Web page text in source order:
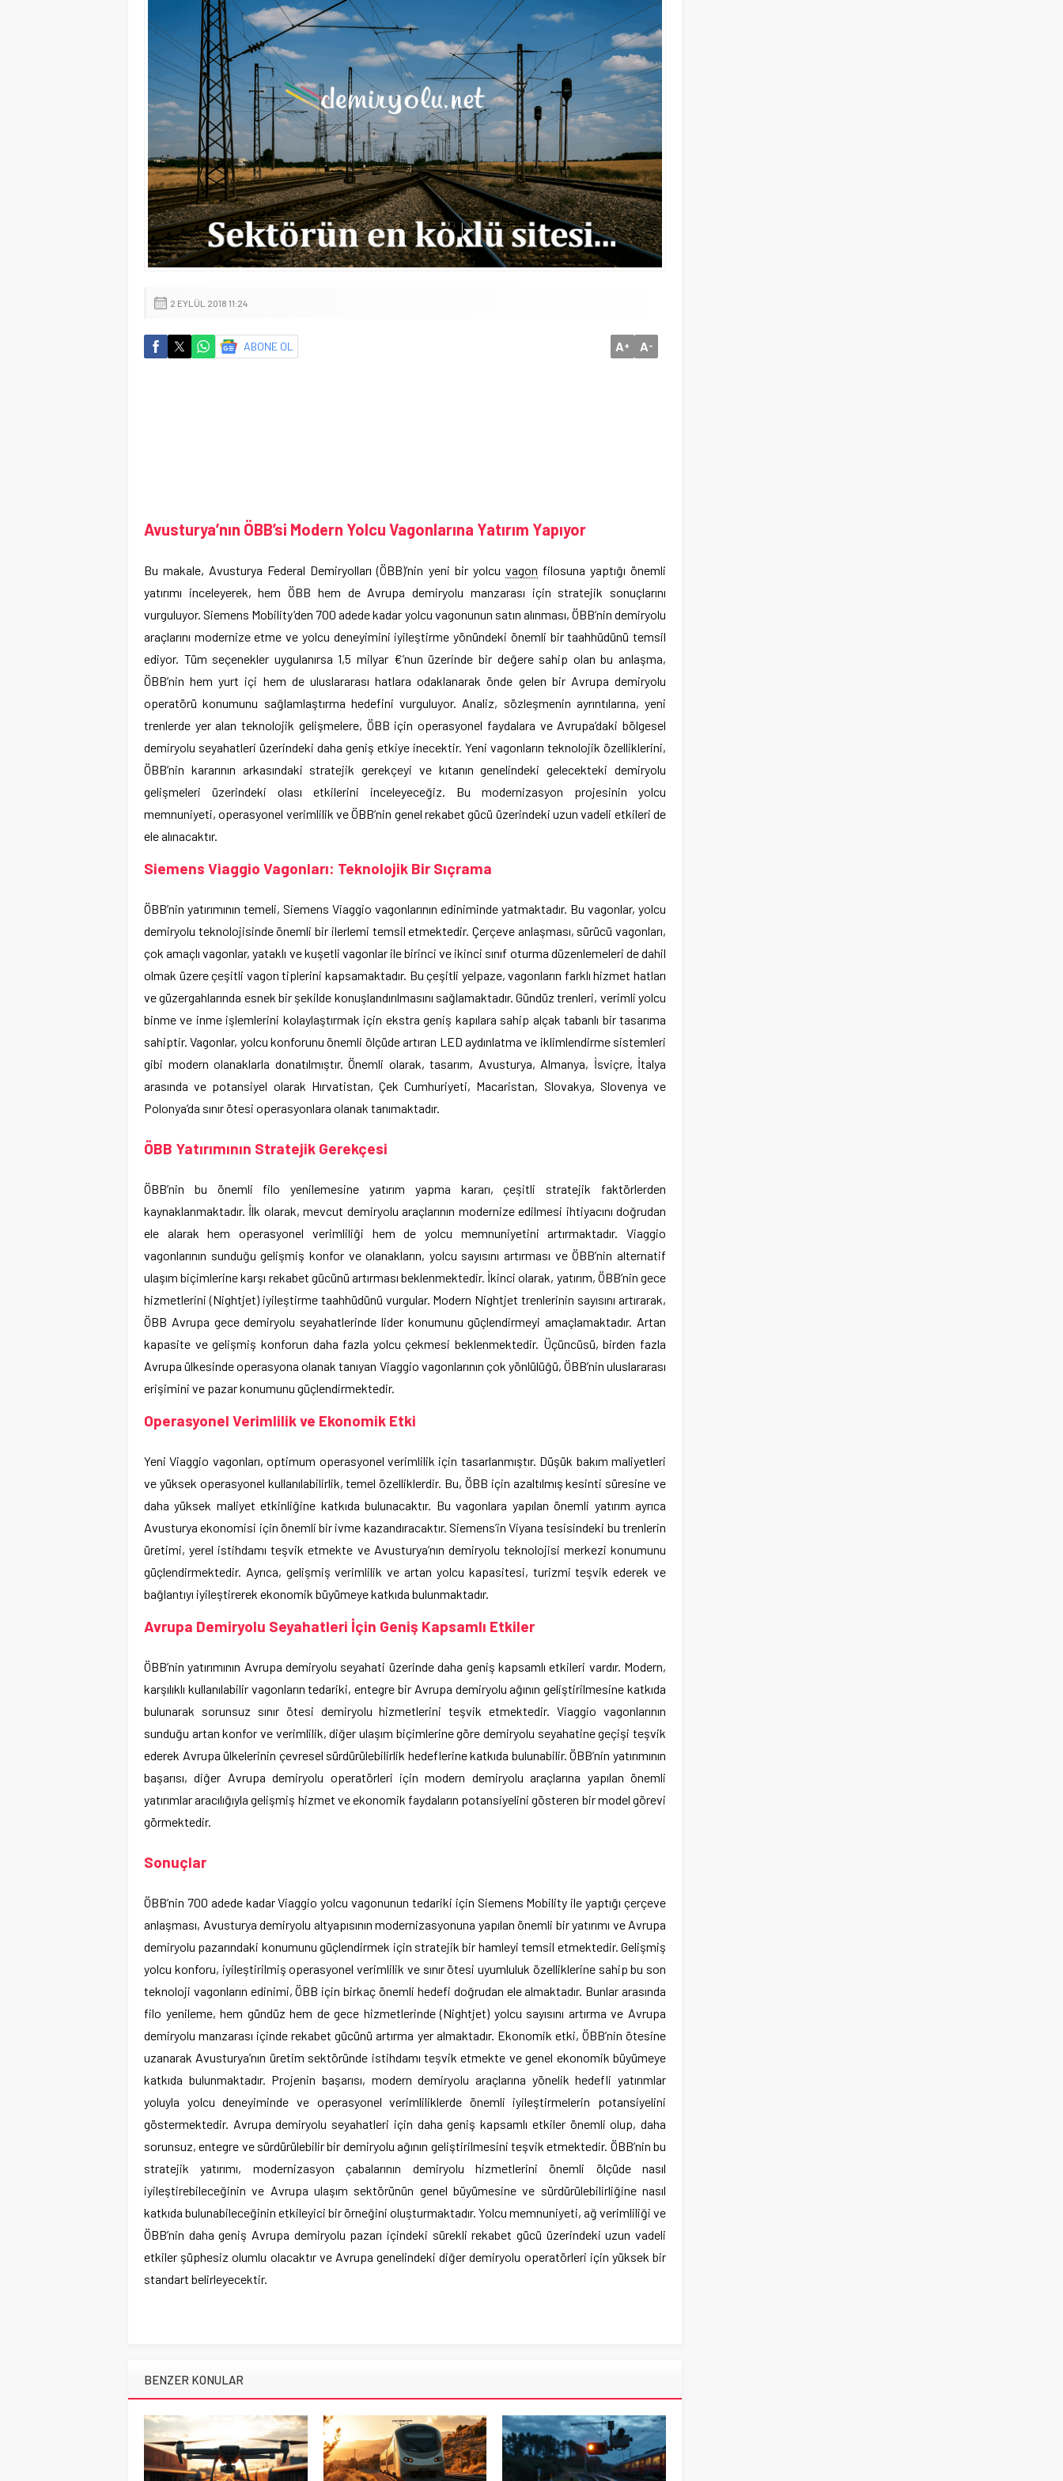
2 EYLÜL 2018 11:24
ABONE OL A+ A-
Avusturya’nın ÖBB’si Modern Yolcu Vagonlarına Yatırım Yapıyor
Bu makale, Avusturya Federal Demiryolları (ÖBB)’nin yeni bir yolcu vagon filosuna yaptığı önemli
yatırımı inceleyerek, hem ÖBB hem de Avrupa demiryolu manzarası için stratejik sonuçlarını
vurguluyor. Siemens Mobility’den 700 adede kadar yolcu vagonunun satın alınması, ÖBB’nin demiryolu
araçlarını modernize etme ve yolcu deneyimini iyileştirme yönündeki önemli bir taahhüdünü temsil
ediyor. Tüm seçenekler uygulanırsa 1,5 milyar €’nun üzerinde bir değere sahip olan bu anlaşma,
ÖBB’nin hem yurt içi hem de uluslararası hatlara odaklanarak önde gelen bir Avrupa demiryolu
operatörü konumunu sağlamlaştırma hedefini vurguluyor. Analiz, sözleşmenin ayrıntılarına, yeni
trenlerde yer alan teknolojik gelişmelere, ÖBB için operasyonel faydalara ve Avrupa’daki bölgesel
demiryolu seyahatleri üzerindeki daha geniş etkiye inecektir. Yeni vagonların teknolojik özelliklerini,
ÖBB’nin kararının arkasındaki stratejik gerekçeyi ve kıtanın genelindeki gelecekteki demiryolu
gelişmeleri üzerindeki olası etkilerini inceleyeceğiz. Bu modernizasyon projesinin yolcu
memnuniyeti, operasyonel verimlilik ve ÖBB’nin genel rekabet gücü üzerindeki uzun vadeli etkileri de
ele alınacaktır.
Siemens Viaggio Vagonları: Teknolojik Bir Sıçrama
ÖBB’nin yatırımının temeli, Siemens Viaggio vagonlarının ediniminde yatmaktadır. Bu vagonlar, yolcu
demiryolu teknolojisinde önemli bir ilerlemi temsil etmektedir. Çerçeve anlaşması, sürücü vagonları,
çok amaçlı vagonlar, yataklı ve kuşetli vagonlar ile birinci ve ikinci sınıf oturma düzenlemeleri de dahil
olmak üzere çeşitli vagon tiplerini kapsamaktadır. Bu çeşitli yelpaze, vagonların farklı hizmet hatları
ve güzergahlarında esnek bir şekilde konuşlandırılmasını sağlamaktadır. Gündüz trenleri, verimli yolcu
binme ve inme işlemlerini kolaylaştırmak için ekstra geniş kapılara sahip alçak tabanlı bir tasarıma
sahiptir. Vagonlar, yolcu konforunu önemli ölçüde artıran LED aydınlatma ve iklimlendirme sistemleri
gibi modern olanaklarla donatılmıştır. Önemli olarak, tasarım, Avusturya, Almanya, İsviçre, İtalya
arasında ve potansiyel olarak Hırvatistan, Çek Cumhuriyeti, Macaristan, Slovakya, Slovenya ve
Polonya’da sınır ötesi operasyonlara olanak tanımaktadır.
ÖBB Yatırımının Stratejik Gerekçesi
ÖBB’nin bu önemli filo yenilemesine yatırım yapma kararı, çeşitli stratejik faktörlerden
kaynaklanmaktadır. İlk olarak, mevcut demiryolu araçlarının modernize edilmesi ihtiyacını doğrudan
ele alarak hem operasyonel verimliliği hem de yolcu memnuniyetini artırmaktadır. Viaggio
vagonlarının sunduğu gelişmiş konfor ve olanakların, yolcu sayısını artırması ve ÖBB’nin alternatif
ulaşım biçimlerine karşı rekabet gücünü artırması beklenmektedir. İkinci olarak, yatırım, ÖBB’nin gece
hizmetlerini (Nightjet) iyileştirme taahhüdünü vurgular. Modern Nightjet trenlerinin sayısını artırarak,
ÖBB Avrupa gece demiryolu seyahatlerinde lider konumunu güçlendirmeyi amaçlamaktadır. Artan
kapasite ve gelişmiş konforun daha fazla yolcu çekmesi beklenmektedir. Üçüncüsü, birden fazla
Avrupa ülkesinde operasyona olanak tanıyan Viaggio vagonlarının çok yönlülüğü, ÖBB’nin uluslararası
erişimini ve pazar konumunu güçlendirmektedir.
Operasyonel Verimlilik ve Ekonomik Etki
Yeni Viaggio vagonları, optimum operasyonel verimlilik için tasarlanmıştır. Düşük bakım maliyetleri
ve yüksek operasyonel kullanılabilirlik, temel özelliklerdir. Bu, ÖBB için azaltılmış kesinti süresine ve
daha yüksek maliyet etkinliğine katkıda bulunacaktır. Bu vagonlara yapılan önemli yatırım ayrıca
Avusturya ekonomisi için önemli bir ivme kazandıracaktır. Siemens’in Viyana tesisindeki bu trenlerin
üretimi, yerel istihdamı teşvik etmekte ve Avusturya’nın demiryolu teknolojisi merkezi konumunu
güçlendirmektedir. Ayrıca, gelişmiş verimlilik ve artan yolcu kapasitesi, turizmi teşvik ederek ve
bağlantıyı iyileştirerek ekonomik büyümeye katkıda bulunmaktadır.
Avrupa Demiryolu Seyahatleri İçin Geniş Kapsamlı Etkiler
ÖBB’nin yatırımının Avrupa demiryolu seyahati üzerinde daha geniş kapsamlı etkileri vardır. Modern,
karşılıklı kullanılabilir vagonların tedariki, entegre bir Avrupa demiryolu ağının geliştirilmesine katkıda
bulunarak sorunsuz sınır ötesi demiryolu hizmetlerini teşvik etmektedir. Viaggio vagonlarının
sunduğu artan konfor ve verimlilik, diğer ulaşım biçimlerine göre demiryolu seyahatine geçişi teşvik
ederek Avrupa ülkelerinin çevresel sürdürülebilirlik hedeflerine katkıda bulunabilir. ÖBB’nin yatırımının
başarısı, diğer Avrupa demiryolu operatörleri için modern demiryolu araçlarına yapılan önemli
yatırımlar aracılığıyla gelişmiş hizmet ve ekonomik faydaların potansiyelini gösteren bir model görevi
görmektedir.
Sonuçlar
ÖBB’nin 700 adede kadar Viaggio yolcu vagonunun tedariki için Siemens Mobility ile yaptığı çerçeve
anlaşması, Avusturya demiryolu altyapısının modernizasyonuna yapılan önemli bir yatırımı ve Avrupa
demiryolu pazarındaki konumunu güçlendirmek için stratejik bir hamleyi temsil etmektedir. Gelişmiş
yolcu konforu, iyileştirilmiş operasyonel verimlilik ve sınır ötesi uyumluluk özelliklerine sahip bu son
teknoloji vagonların edinimi, ÖBB için birkaç önemli hedefi doğrudan ele almaktadır. Bunlar arasında
filo yenileme, hem gündüz hem de gece hizmetlerinde (Nightjet) yolcu sayısını artırma ve Avrupa
demiryolu manzarası içinde rekabet gücünü artırma yer almaktadır. Ekonomik etki, ÖBB’nin ötesine
uzanarak Avusturya’nın üretim sektöründe istihdamı teşvik etmekte ve genel ekonomik büyümeye
katkıda bulunmaktadır. Projenin başarısı, modern demiryolu araçlarına yönelik hedefli yatırımlar
yoluyla yolcu deneyiminde ve operasyonel verimliliklerde önemli iyileştirmelerin potansiyelini
göstermektedir. Avrupa demiryolu seyahatleri için daha geniş kapsamlı etkiler önemli olup, daha
sorunsuz, entegre ve sürdürülebilir bir demiryolu ağının geliştirilmesini teşvik etmektedir. ÖBB’nin bu
stratejik yatırımı, modernizasyon çabalarının demiryolu hizmetlerini önemli ölçüde nasıl
iyileştirebileceğinin ve Avrupa ulaşım sektörünün genel büyümesine ve sürdürülebilirliğine nasıl
katkıda bulunabileceğinin etkileyici bir örneğini oluşturmaktadır. Yolcu memnuniyeti, ağ verimliliği ve
ÖBB’nin daha geniş Avrupa demiryolu pazarı içindeki sürekli rekabet gücü üzerindeki uzun vadeli
etkiler şüphesiz olumlu olacaktır ve Avrupa genelindeki diğer demiryolu operatörleri için yüksek bir
standart belirleyecektir.
BENZER KONULAR